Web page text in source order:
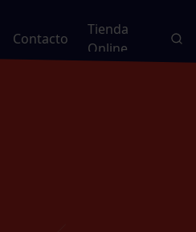
Contacto
Tienda
Online